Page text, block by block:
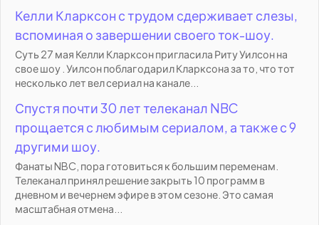
Келли Кларксон с трудом сдерживает слезы,
вспоминая о завершении своего ток-шоу.
Суть 27 мая Келли Кларксон пригласила Риту Уилсон на
свое шоу . Уилсон поблагодарил Кларксона за то, что тот
несколько лет вел сериал на канале...
Спустя почти 30 лет телеканал NBC
прощается с любимым сериалом, а также с 9
другими шоу.
Фанаты NBC, пора готовиться к большим переменам.
Телеканал принял решение закрыть 10 программ в
дневном и вечернем эфире в этом сезоне. Это самая
масштабная отмена...